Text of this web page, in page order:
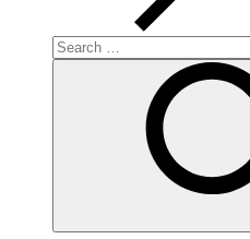
Search
for: